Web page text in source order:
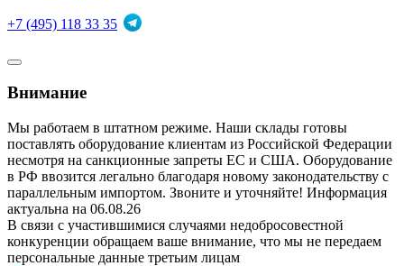
+7 (495) 118 33 35
Внимание
Мы работаем в штатном режиме. Наши склады готовы
поставлять оборудование клиентам из Российской Федерации
несмотря на санкционные запреты ЕС и США. Оборудование
в РФ ввозится легально благодаря новому законодательству с
параллельным импортом. Звоните и уточняйте! Информация
актуальна на 06.08.26
В связи с участившимися случаями недобросовестной
конкуренции обращаем ваше внимание, что мы не передаем
персональные данные третьим лицам